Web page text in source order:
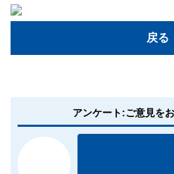
戻る
アンケート:ご意見を